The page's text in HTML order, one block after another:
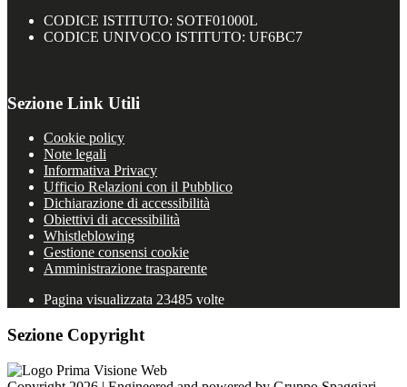
CODICE ISTITUTO: SOTF01000L
CODICE UNIVOCO ISTITUTO: UF6BC7
Sezione Link Utili
Cookie policy
Note legali
Informativa Privacy
Ufficio Relazioni con il Pubblico
Dichiarazione di accessibilità
Obiettivi di accessibilità
Whistleblowing
Gestione consensi cookie
Amministrazione trasparente
Pagina visualizzata 23485 volte
Sezione Copyright